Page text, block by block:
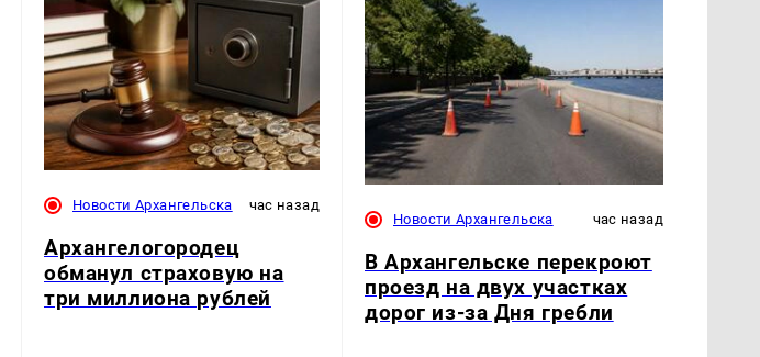
Новости Архангельска час назад
Архангелогородец
обманул страховую на
три миллиона рублей
Новости Архангельска час назад
В Архангельске перекроют
проезд на двух участках
дорог из-за Дня гребли